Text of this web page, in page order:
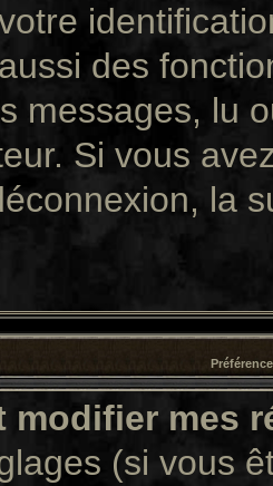
des
messages, lu
Si vous
la
modifier mes
(si vous